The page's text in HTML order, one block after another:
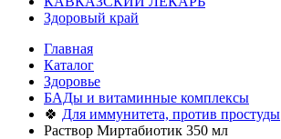
Здоровый край
Главная
Каталог
Здоровье
БАДы и витаминные комплексы
🍀 Для иммунитета, против простуды
Раствор Миртабиотик 350 мл